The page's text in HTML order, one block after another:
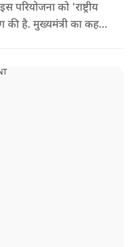
की है. मुख्यमंत्री का कहना
है.